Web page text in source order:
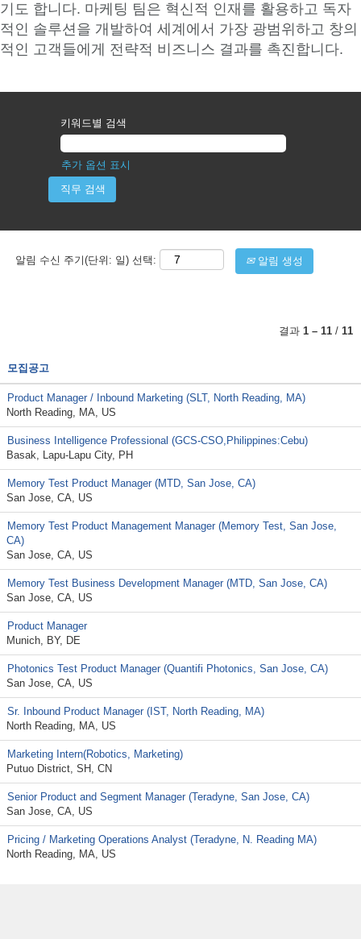
기도 합니다. 마케팅 팀은 혁신적 인재를 활용하고 독자
적인 솔루션을 개발하여 세계에서 가장 광범위하고 창의
적인 고객들에게 전략적 비즈니스 결과를 촉진합니다.
키워드별 검색
추가 옵션 표시
알림 수신 주기(단위: 일) 선택: 알림 생성
결과 1 – 11 / 11
모집공고
Product Manager / Inbound Marketing (SLT, North Reading, MA)
North Reading, MA, US
Business Intelligence Professional (GCS-CSO,Philippines:Cebu)
Basak, Lapu-Lapu City, PH
Memory Test Product Manager (MTD, San Jose, CA)
San Jose, CA, US
Memory Test Product Management Manager (Memory Test, San Jose,
CA)
San Jose, CA, US
Memory Test Business Development Manager (MTD, San Jose, CA)
San Jose, CA, US
Product Manager
Munich, BY, DE
Photonics Test Product Manager (Quantifi Photonics, San Jose, CA)
San Jose, CA, US
Sr. Inbound Product Manager (IST, North Reading, MA)
North Reading, MA, US
Marketing Intern(Robotics, Marketing)
Putuo District, SH, CN
Senior Product and Segment Manager (Teradyne, San Jose, CA)
San Jose, CA, US
Pricing / Marketing Operations Analyst (Teradyne, N. Reading MA)
North Reading, MA, US